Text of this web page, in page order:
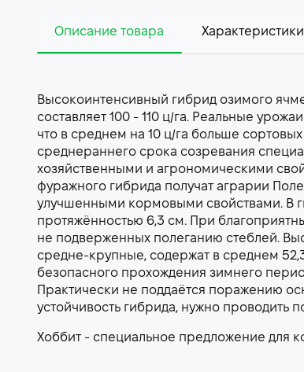
Описание товара Характеристики
Высокоинтенсивный гибрид озимого
составляет 100 - 110 ц/га. Реальные
что в среднем на 10 ц/га больше
среднераннего срока созревания
хозяйственными и агрономическими
фуражного гибрида получат аграрии
улучшенными кормовыми свойствами. В
протяжённостью 6,3 см. При
не подверженных полеганию стеблей.
средне-крупные, содержат в среднем
безопасного прохождения зимнего
Практически не поддаётся поражению
устойчивость гибрида, нужно проводить
Хоббит - специальное предложение для